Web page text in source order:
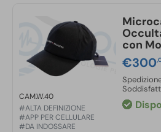
CAM.W.40
#ALTA DEFINIZIONE
#APP PER CELLULARE
#DA INDOSSARE
con
€300